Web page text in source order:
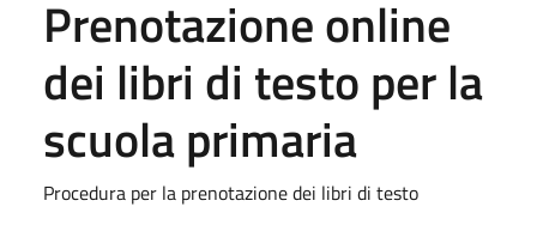
Prenotazione online
dei libri di testo per la
scuola primaria
Procedura per la prenotazione dei libri di testo